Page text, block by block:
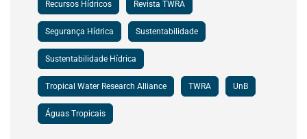
Recursos Hídricos Revista TWRA
Segurança Hídrica Sustentabilidade
Sustentabilidade Hídrica
Tropical Water Research Alliance TWRA UnB
Águas Tropicais